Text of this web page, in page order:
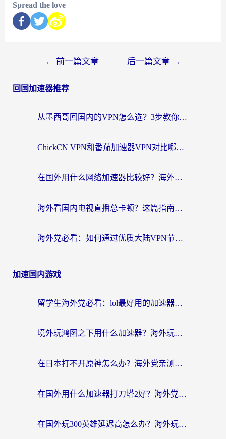
Spread the love
← 前一篇文章 后一篇文章 →
回国加速器推荐
从墨西哥回国内的VPN怎么选？3步教你无缝刷剧、玩国服游戏
ChickCN VPN和番茄加速器VPN对比哪个回国效果更好？海外党亲测后的真实答案
在国外用什么网络加速器比较好？海外党亲测：从痛点到解决方案的全攻略
海外看国内电视直播总卡顿？这篇指南教你选对回国加速器，无缝追剧不发愁
海外党必看：如何通过优质大陆VPN节点无缝访问国内资源？
加速国内游戏
留学生海外党必看：lol最好用的加速器怎么选？附一梦江湖、神鬼传奇加速攻略
境外玩鸿图之下用什么加速器？海外玩家必看的国服游戏加速全攻略
在日本打不开原神怎么办？海外党亲测有效的国服游戏加速指南
在国外用什么加速器打刀塔2好？海外党国服游戏加速避坑指南
在国外玩300英雄延迟高怎么办？海外玩家亲测有效的加速器选择指南